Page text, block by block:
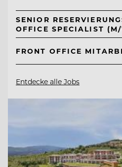
SENIOR
OFFICE SPECIALIST
FRONT OFFICE
Entdecke alle Jobs